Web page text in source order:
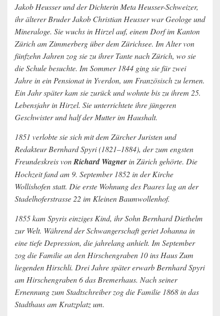
Jakob Heusser und der Dichterin Meta Heusser-Schweizer,
ihr älterer Bruder Jakob Christian Heusser war Geologe und
Mineraloge. Sie wuchs in Hirzel auf, einem Dorf im Kanton
Zürich am Zimmerberg über dem Zürichsee. Im Alter von
fünfzehn Jahren zog sie zu ihrer Tante nach Zürich, wo sie
die Schule besuchte. Im Sommer 1844 ging sie für zwei
Jahre in ein Pensionat in Yverdon, um Französisch zu lernen.
Ein Jahr später kam sie zurück und wohnte bis zu ihrem 25.
Lebensjahr in Hirzel. Sie unterrichtete ihre jüngeren
Geschwister und half der Mutter im Haushalt.
1851 verlobte sie sich mit dem Zürcher Juristen und
Redakteur Bernhard Spyri (1821–1884), der zum engsten
Freundeskreis vonRichard Wagner in Zürich gehörte. Die
Hochzeit fand am 9. September 1852 in der Kirche
Wollishofen statt. Die erste Wohnung des Paares lag an der
Stadelhoferstrasse 22 im Kleinen Baumwollenhof.
1855 kam Spyris einziges Kind, ihr Sohn Bernhard Diethelm
zur Welt. Während der Schwangerschaft geriet Johanna in
eine tiefe Depression, die jahrelang anhielt. Im September
zog die Familie an den Hirschengraben 10 ins Haus Zum
liegenden Hirschli. Drei Jahre später erwarb Bernhard Spyri
am Hirschengraben 6 das Bremerhaus. Nach seiner
Ernennung zum Stadtschreiber zog die Familie 1868 in das
Stadthaus am Kratzplatz um.